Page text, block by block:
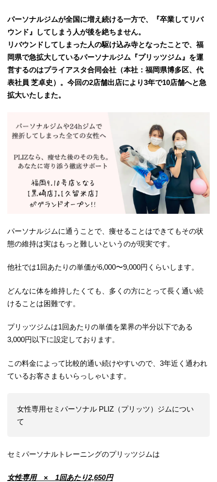
パーソナルジムが全国に増え続ける一方で、『卒業してリバ
ウンド』してしまう人が後を絶ちません。
リバウンドしてしまった人の駆け込み寺となったことで、福
岡県で急拡大しているパーソナルジム『プリッツジム』を運
営するのはプライアスタ合同会社（本社：福岡県博多区、代
表社員 芝卓史）。今回の2店舗出店により3年で10店舗へと急
拡大いたしまた。
パーソナルジムに通うことで、痩せることはできてもその状
態の維持は実はもっと難しいというのが現実です。
他社では1回あたりの単価が6,000〜9,000円くらいします。
どんなに体を維持したくても、多くの方にとって長く通い続
けることは困難です。
プリッツジムは1回あたりの単価を業界の半分以下である
3,000円以下に設定しております。
この料金によって比較的通い続けやすいので、3年近く通われ
ているお客さまもいらっしゃいます。
女性専用セミパーソナル PLIZ（プリッツ）ジムについ
て
セミパーソナルトレーニングのプリッツジムは
女性専用 × 1回あたり2,650円